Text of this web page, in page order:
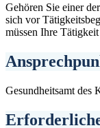
Gehören Sie einer
sich vor
müssen Ihre
Gesundheitsamt des